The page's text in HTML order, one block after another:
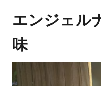
エンジェル
味